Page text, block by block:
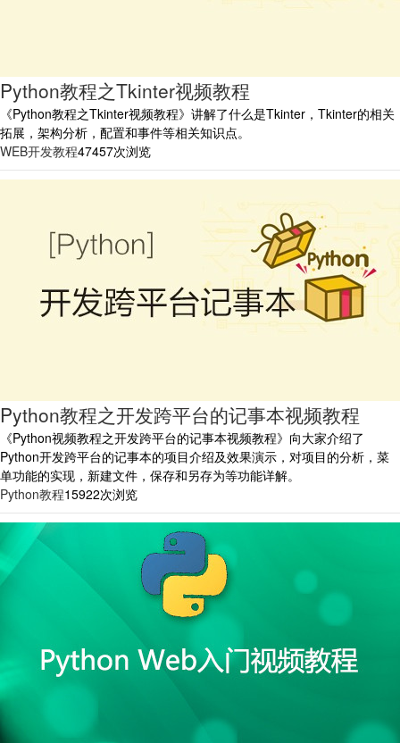
Python教程之Tkinter视频教程
《Python教程之Tkinter视频教程》讲解了什么是Tkinter，Tkinter的相关
拓展，架构分析，配置和事件等相关知识点。
WEB开发教程47457次浏览
Python教程之开发跨平台的记事本视频教程
《Python视频教程之开发跨平台的记事本视频教程》向大家介绍了
Python开发跨平台的记事本的项目介绍及效果演示，对项目的分析，菜
单功能的实现，新建文件，保存和另存为等功能详解。
Python教程15922次浏览